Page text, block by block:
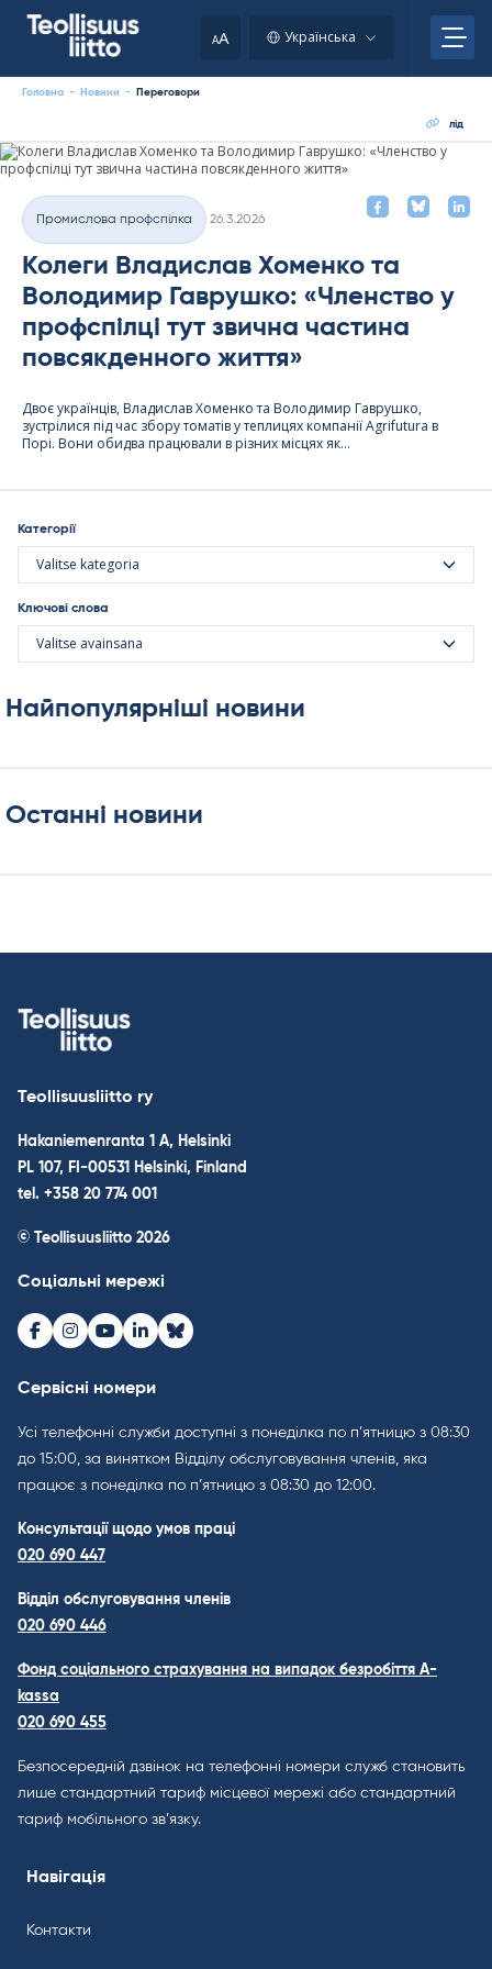
AA Українська
Головна - Новини - Переговори
лід
Категорії
Промислова профспілка
26.3.2026
Колеги Владислав Хоменко та
Володимир Гаврушко: «Членство у
профспілці тут звична частина
повсякденного життя»
Двоє українців, Владислав Хоменко та Володимир Гаврушко,
зустрілися під час збору томатів у теплицях компанії Agri­fu­tura в
Порі. Вони обидва працювали в різних місцях як...
Категорії
Valitse kategoria
Ключові слова
Valitse avainsana
Найпопулярніші новини
Останні новини
Teollisuusliitto ry
Hakaniemenranta 1 A, Helsinki
PL 107, FI-00531 Helsinki, Finland
tel. +358 20 774 001
© Teollisuusliitto 2026
Соціальні мережі
Facebook
Instagram
Youtube
LinkedInBluesky
Сервісні номери
Усі телефонні служби доступні з понеділка по п’ятницю з 08:30
до 15:00, за винятком Відділу обслуговування членів, яка
працює з понеділка по п’ятницю з 08:30 до 12:00.
Консультації щодо умов праці
020 690 447
Відділ обслуговування членів
020 690 446
Фонд соціального страхування на випадок безробіття A-
kassa
020 690 455
Безпосередній дзвінок на телефонні номери служб становить
лише стандартний тариф місцевої мережі або стандартний
тариф мобільного зв’язку.
Навігація
Контакти